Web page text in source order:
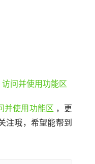
并使用功能区 ，更
注哦，希望能帮到